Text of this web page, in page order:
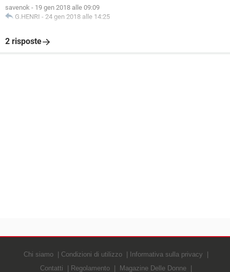
savenok - 19 gen 2018 alle 09:09
G.HENRI - 24 gen 2018 alle 14:25
2 risposte
Chi siamo Condizioni di utilizzo
Informativa sulla privacy
Contatti
Regolamento Magazine Delle Donne